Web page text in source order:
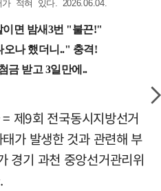
적혀 있다. 2026.06.04.
제9회 전국동시지방선거
가 발생한 것과 관련해 부
경기 과천 중앙선거관리위